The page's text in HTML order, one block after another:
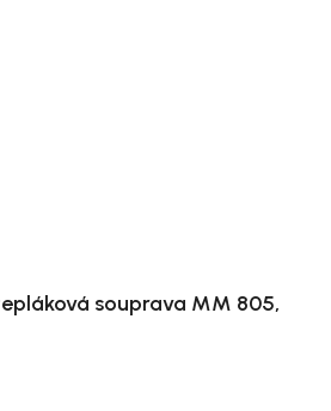
souprava MM 805,